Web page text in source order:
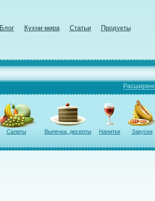
Блог Кухни мира Статьи Продукты
Салаты Выпечка, десерты Напитки Закуски